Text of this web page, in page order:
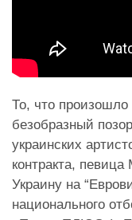
То, что
безобразный
украинских
контракта, певица
Украину на
национального